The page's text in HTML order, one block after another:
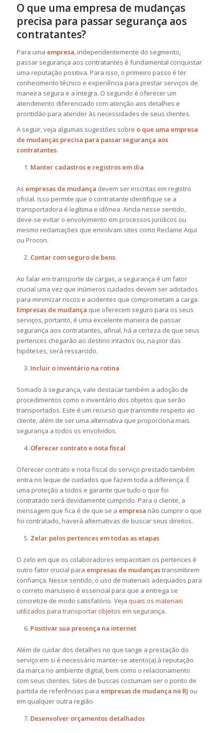
O que uma empresa de mudanças
precisa para passar segurança aos
contratantes?
Para uma empresa, independentemente do segmento,
passar segurança aos contratantes é fundamental conquistar
uma reputação positiva. Para isso, o primeiro passo é ter
conhecimento técnico e experiência para prestar serviços de
maneira segura e a íntegra. O segundo é oferecer um
atendimento diferenciado com atenção aos detalhes e
prontidão para atender às necessidades de seus clientes.
A seguir, veja algumas sugestões sobre o que uma empresa
de mudanças precisa para passar segurança aos
contratantes.
Manter cadastros e registros em dia
As empresas de mudança devem ser inscritas em registro
oficial. Isso permite que o contratante identifique se a
transportadora é legítima e idônea. Ainda nesse sentido,
deve-se evitar o envolvimento em processos jurídicos ou
mesmo reclamações que envolvam sites como Reclame Aqui
ou Procon.
Contar com seguro de bens
Ao falar em transporte de cargas, a segurança é um fator
crucial uma vez que inúmeros cuidados devem ser adotados
para minimizar riscos e acidentes que comprometam a carga.
Empresas de mudança que oferecem seguro para os seus
serviços, portanto, é uma excelente maneira de passar
segurança aos contratantes, afinal, há a certeza de que seus
pertences chegarão ao destino intactos ou, na pior das
hipóteses, será ressarcido.
Incluir o inventário na rotina
Somado à segurança, vale destacar também a adoção de
procedimentos como o inventário dos objetos que serão
transportados. Este é um recurso que transmite respeito ao
cliente, além de ser uma alternativa que proporciona mais
segurança a todos os envolvidos.
Oferecer contrato e nota fiscal
Oferecer contrato e nota fiscal do serviço prestado também
entra no leque de cuidados que fazem toda a diferença. É
uma proteção a todos e garante que tudo o que foi
contratado será devidamente cumprido. Para o cliente, a
mensagem que fica é de que se a empresa não cumprir o que
foi contratado, haverá alternativas de buscar seus direitos.
Zelar pelos pertences em todas as etapas
O zelo em que os colaboradores empacotam os pertences é
outro fator crucial para empresas de mudançastransmitirem
confiança. Nesse sentido, o uso de materiais adequados para
o correto manuseio é essencial para que a entrega se
concretize de modo satisfatório. Veja quais os materiais
utilizados para transportar objetos em segurança.
Positivar sua presença na internet
Além de cuidar dos detalhes no que tange a prestação do
serviço em si é necessário manter-se atento(a) à reputação
da marca no ambiente digital, bem como o relacionamento
com seus clientes. Sites de buscas costumam ser o ponto de
partida de referências para empresas de mudança no RJ ou
em qualquer outra região.
Desenvolver orçamentos detalhados